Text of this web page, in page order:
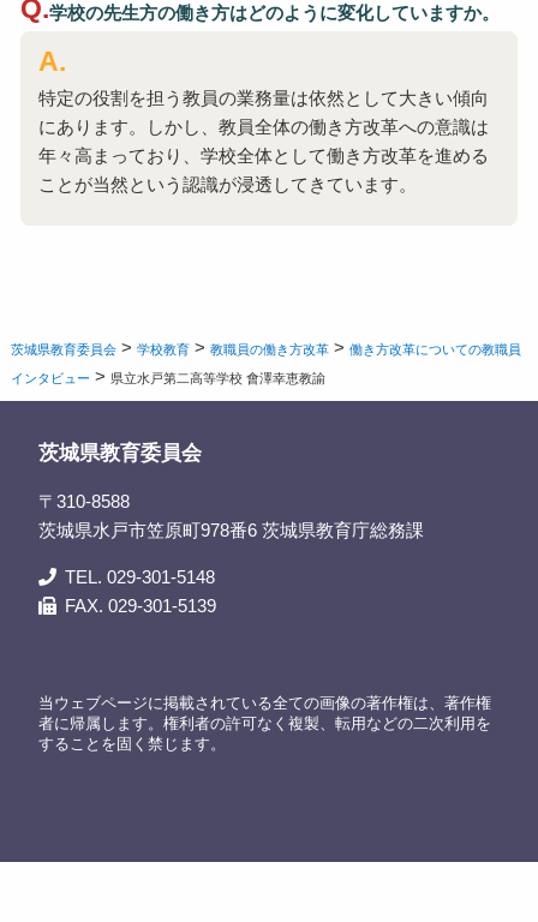
学校の先生方の働き方はどのように変化していますか。
特定の役割を担う教員の業務量は依然として大きい傾向
にあります。しかし、教員全体の働き方改革への意識は
年々高まっており、学校全体として働き方改革を進める
ことが当然という認識が浸透してきています。
茨城県教育委員会 >学校教育 >教職員の働き方改革 >働き方改革についての教職員
インタビュー > 県立水戸第二高等学校 會澤幸恵教諭
茨城県教育委員会
〒310-8588
茨城県水戸市笠原町978番6 茨城県教育庁総務課
TEL. 029-301-5148
FAX. 029-301-5139
当ウェブページに掲載されている全ての画像の著作権は、著作権
者に帰属します。権利者の許可なく複製、転用などの二次利用を
することを固く禁じます。